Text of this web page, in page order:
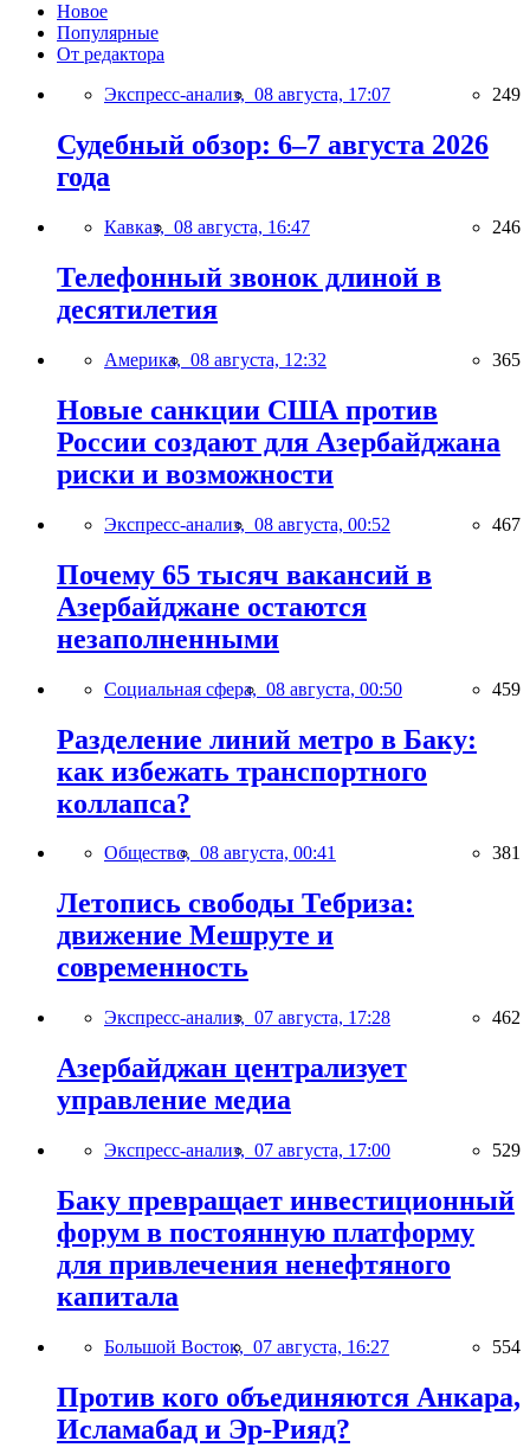
Новое
Популярные
От редактора
Экспресс-анализ, 08 августа, 17:07 249
Судебный обзор: 6–7 августа 2026
года
Кавказ, 08 августа, 16:47 246
Телефонный звонок длиной в
десятилетия
Америка, 08 августа, 12:32 365
Новые санкции США против
России создают для Азербайджана
риски и возможности
Экспресс-анализ, 08 августа, 00:52 467
Почему 65 тысяч вакансий в
Азербайджане остаются
незаполненными
Социальная сфера, 08 августа, 00:50 459
Разделение линий метро в Баку:
как избежать транспортного
коллапса?
Общество, 08 августа, 00:41 381
Летопись свободы Тебриза:
движение Мешруте и
современность
Экспресс-анализ, 07 августа, 17:28 462
Азербайджан централизует
управление медиа
Экспресс-анализ, 07 августа, 17:00 529
Баку превращает инвестиционный
форум в постоянную платформу
для привлечения ненефтяного
капитала
Большой Восток, 07 августа, 16:27 554
Против кого объединяются Анкара,
Исламабад и Эр-Рияд?